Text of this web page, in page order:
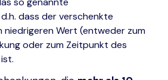
dass der verschenkte
niedrigeren Wert (entweder zum
oder zum Zeitpunkt des